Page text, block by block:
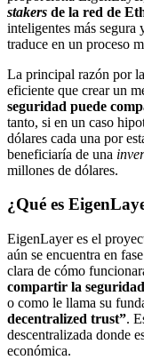
stakers de la red de
inteligentes más segura
traduce en un proceso
La principal razón por
eficiente que crear un
seguridad puede
tanto, si en un caso
dólares cada una por
beneficiaría de una
millones de dólares.
¿Qué es
EigenLayer es el
aún se encuentra en
clara de cómo
compartir la
o como le llama su
decentralized trust”.
descentralizada donde
económica.